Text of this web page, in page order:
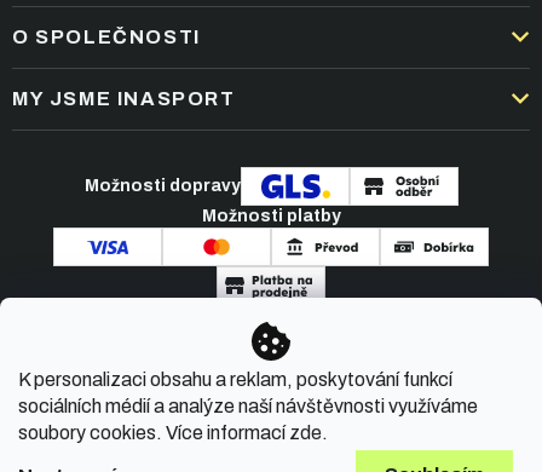
K personalizaci obsahu a reklam, poskytování funkcí
sociálních médií a analýze naší návštěvnosti využíváme
soubory cookies. Více informacízde.
DOPRAVA A PLATBA
OBCHODNÍ PODMÍNKY
REKLAMACE A VRÁCENÍ ZBOŽÍ
PODMÍNKY AKCÍ
O SPOLEČNOSTI
KARIÉRA
NEJČASTĚJŠÍ OTÁZKY
MY JSME INASPORT
ČLÁNKY A NOVINKY
KONTAKT
Možnosti dopravy
Možnosti platby
Copyright 2026INASPORT.CZ. Všechna práva
vyhrazena.